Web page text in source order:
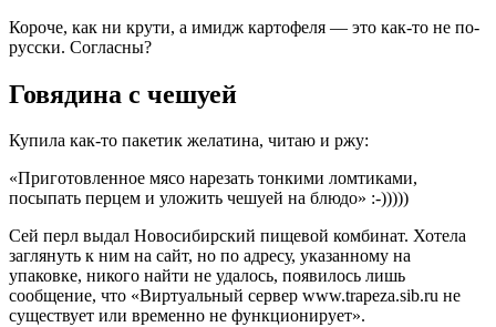
Короче, как ни крути, а имидж картофеля — это как-то не по-
русски. Согласны?
Говядина с чешуей
Купила как-то пакетик желатина, читаю и ржу:
«Приготовленное мясо нарезать тонкими ломтиками,
посыпать перцем и уложить чешуей на блюдо» :-)))))
Сей перл выдал Новосибирский пищевой комбинат. Хотела
заглянуть к ним на сайт, но по адресу, указанному на
упаковке, никого найти не удалось, появилось лишь
сообщение, что «Виртуальный сервер www.trapeza.sib.ru не
существует или временно не функционирует».